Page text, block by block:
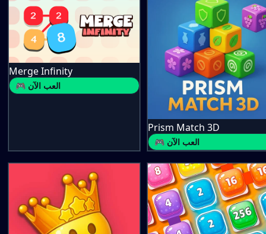
Merge Infinity
🎮 العب الآن
Prism Match 3D
🎮 العب الآن